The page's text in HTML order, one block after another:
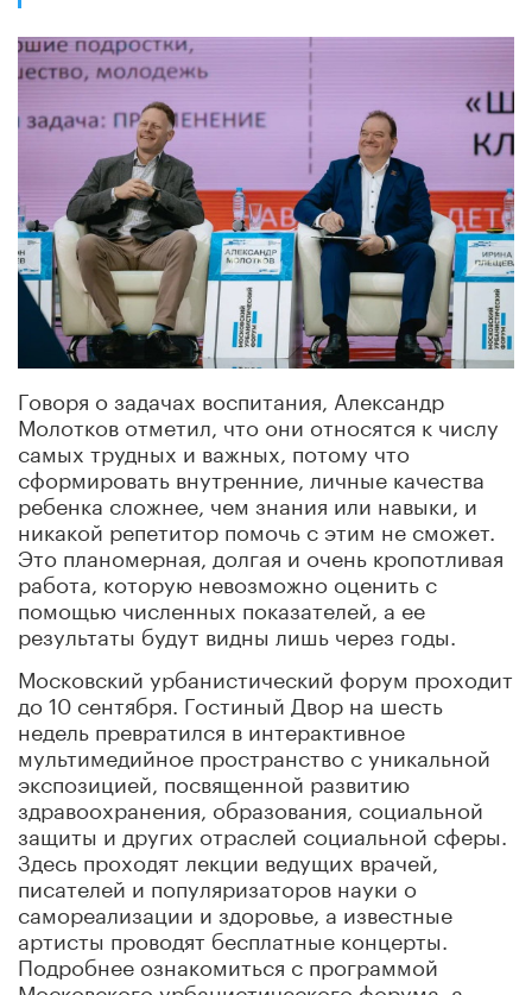
Говоря о задачах воспитания, Александр
Молотков отметил, что они относятся к числу
самых трудных и важных, потому что
сформировать внутренние, личные качества
ребенка сложнее, чем знания или навыки, и
никакой репетитор помочь с этим не сможет.
Это планомерная, долгая и очень кропотливая
работа, которую невозможно оценить с
помощью численных показателей, а ее
результаты будут видны лишь через годы.
Московский урбанистический форум проходит
до 10 сентября. Гостиный Двор на шесть
недель превратился в интерактивное
мультимедийное пространство с уникальной
экспозицией, посвященной развитию
здравоохранения, образования, социальной
защиты и других отраслей социальной сферы.
Здесь проходят лекции ведущих врачей,
писателей и популяризаторов науки о
самореализации и здоровье, а известные
артисты проводят бесплатные концерты.
Подробнее ознакомиться с программой